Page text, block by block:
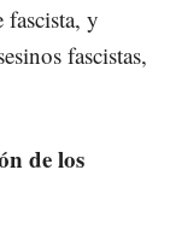
fascista, y
fascistas,
de los